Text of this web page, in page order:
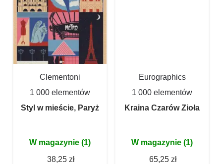
Clementoni
1 000 elementów
Styl w mieście, Paryż
W magazynie (1)
38,25 zł
Eurographics
1 000 elementów
Kraina Czarów Zioła
W magazynie (1)
65,25 zł